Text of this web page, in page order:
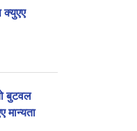
क्युएए
बुटवल
मान्यता